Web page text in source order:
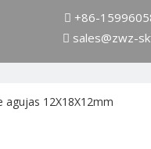
 +86-
 sales@zwz-
agujas 12X18X12mm